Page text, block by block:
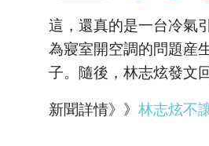
這，還真的是一台冷氣
為寢室開空調的問題産
子。隨後，林志炫發文
新聞詳情》》 林志炫不